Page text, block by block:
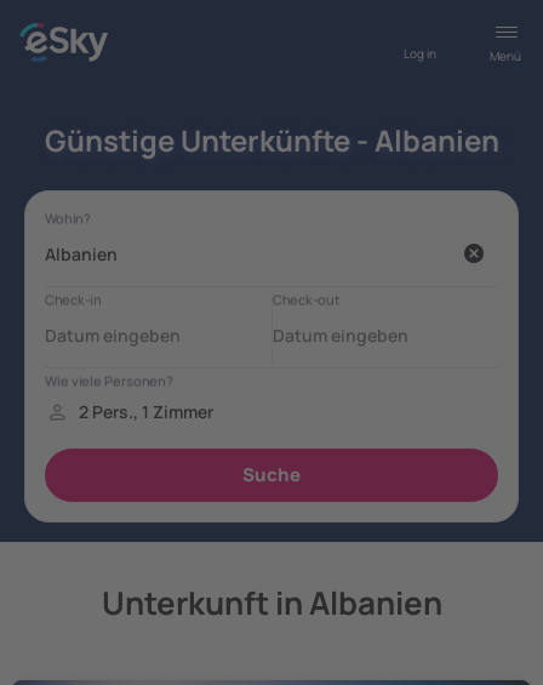
Menü
Log in
Günstige Unterkünfte - Albanien
Unterkunft in Albanien